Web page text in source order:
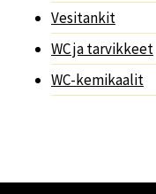
Vesitankit
WC ja tarvikkeet
WC-kemikaalit